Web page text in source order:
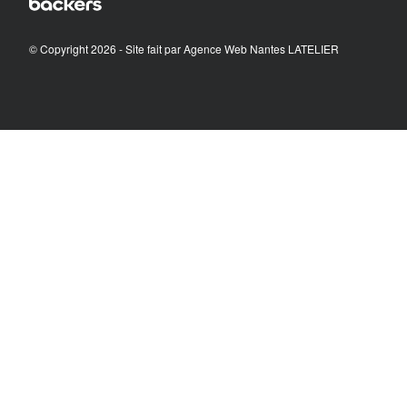
© Copyright 2026 - Site fait parAgence Web Nantes LATELIER